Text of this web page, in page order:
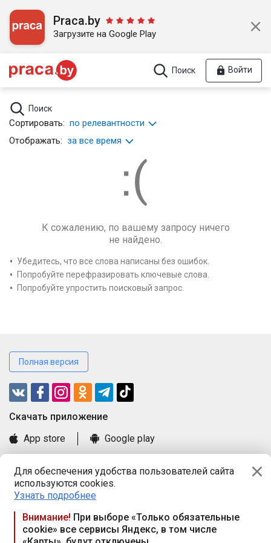
Для обеспечения удобства пользователей сайта
используются cookies.
Узнать подробнее
Внимание! При выборе «Только обязательные
cookie» все сервисы Яндекс, в том числе
Praca.by
Загрузите на Google Play
Поиск Войти
Поиск
Сортировать: по релевантности
Отображать: за все время
К сожалению, по вашему запросу ничего
не найдено.
Убедитесь, что все слова написаны без ошибок.
Попробуйте перефразировать ключевые слова.
Попробуйте упростить поисковый запрос.
Полная версия
Cкачать приложение
App store
Google play
Книга замечаний и предложений
Правила и документы
Praca.by © 2000—2026, ООО «ПРАЦА БАЙ»
Республика Беларусь, 220114, г. Минск, пр-т Независимости
117а, пом. № 9.